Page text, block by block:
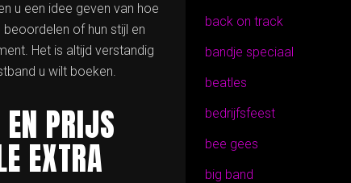
u een idee geven van hoe
of hun stijl en
Het is altijd verstandig
u wilt boeken.
EN PRIJS
EXTRA
back on track
bandje speciaal
beatles
bedrijfsfeest
bee gees
big band